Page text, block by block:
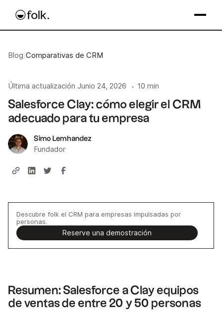
Blog/Comparativas de CRM
Última actualización Junio 24, 2026 • 10 min
Salesforce Clay: cómo elegir el CRM
adecuado para tu empresa
Simo Lemhandez
Fundador
Descubre folk el CRM para empresas impulsadas por
personas.
Reserve una demostración
Resumen: Salesforce a Clay equipos
de ventas de entre 20 y 50 personas